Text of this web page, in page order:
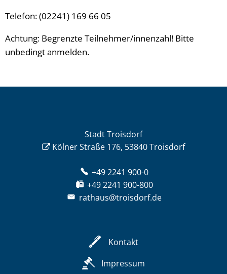
Telefon: (02241) 169 66 05
Achtung: Begrenzte Teilnehmer/innenzahl! Bitte
unbedingt anmelden.
Stadt Troisdorf
Kölner Straße 176, 53840 Troisdorf
+49 2241 900-0
+49 2241 900-800
rathaus@troisdorf.de
Kontakt
Impressum